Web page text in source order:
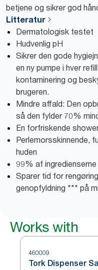
betjene og sikrer god
Litteratur
Dermatologisk testet
Hudvenlig pH
Sikrer den gode
en ny pumpe i hver
kontaminering og
brugeren.
Mindre affald: Den
så den fylder 70%
En forfriskende
Perlemorsskinnende,
huden
99% af
Sparer tid for
genopfyldning *** på
Works with
460009
Tork Dispenser